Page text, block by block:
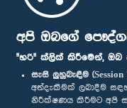
අපි ඔබගේ
"හරි" ක්ලික් කිරීමෙන්,
සැසි ලුහුබැඳීම (Session
අත්දැකීමක් ලබාදීම
නිරීක්ෂණය කිරීමට අපි
පාර්ලිමේන්තු ජංගම යෙදුම